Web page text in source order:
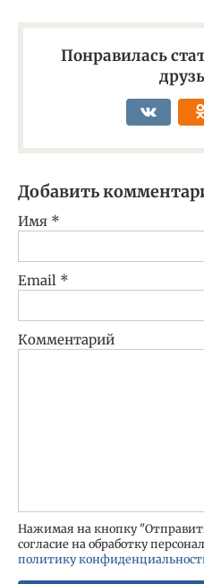
Понравилась
Добавить
Имя *
Email *
Комментарий
Нажимая на кнопку
согласие на обработку
политику